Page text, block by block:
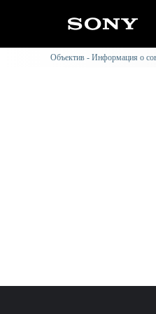
Объектив - Информация о